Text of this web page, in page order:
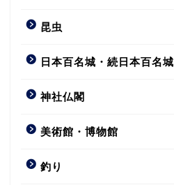
昆虫
日本百名城・続日本百名城
神社仏閣
美術館・博物館
釣り